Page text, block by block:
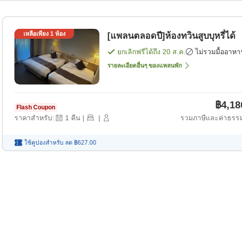
เหลือเพียง 1ห้อง [แพลนตลอดปี]ห้องทวินสูบบุหรี่ได้
ยกเลิกฟรีได้ถึง 20 ส.ค. ไม่รวมมื้ออาหา
รายละเอียดอื่นๆ ของแพลนพัก
Flash Coupon
ราคาสำหรับ: 1 คืน | |
฿
รวมภาษีและค่าธรร
ใช้คูปองสำหรับ ลด ฿627.00